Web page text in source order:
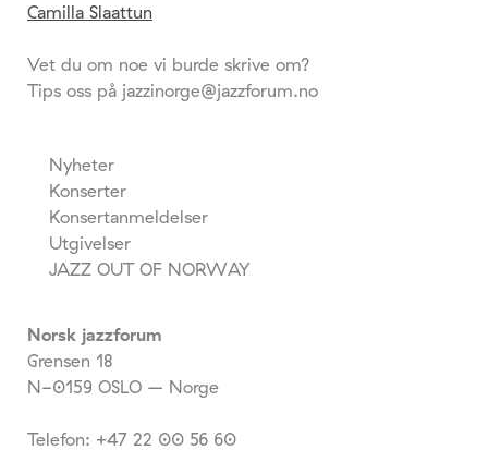
Camilla Slaattun
Vet du om noe vi burde skrive om?
Tips oss på jazzinorge@jazzforum.no
Nyheter
Konserter
Konsertanmeldelser
Utgivelser
JAZZ OUT OF NORWAY
Norsk jazzforum
Grensen 18
N-0159 OSLO – Norge
Telefon: +47 22 00 56 60